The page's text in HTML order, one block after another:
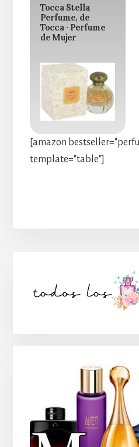
Tocca Stella
Perfume, de
Tocca · Perfume
de Mujer
[amazon
template="table"]
lateral